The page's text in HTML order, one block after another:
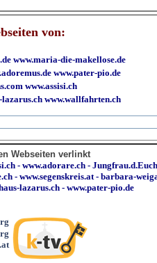
von:
www.maria-die-makellose.de
www.pater-pio.de
www.assisi.ch
lazarus.ch www.wallfahrten.ch
Webseiten verlinkt
-www.adorare.ch -
-www.segenskreis.at -barbara-
lazarus.ch - www.pater-pio.de